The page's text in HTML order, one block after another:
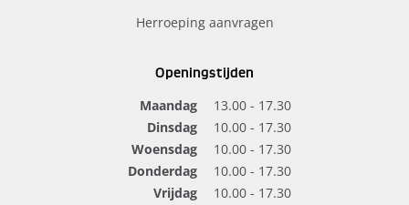
Herroeping aanvragen
Openingstijden
Maandag
13.00 - 17.30
Dinsdag
10.00 - 17.30
Woensdag
10.00 - 17.30
Donderdag
10.00 - 17.30
Vrijdag
10.00 - 17.30